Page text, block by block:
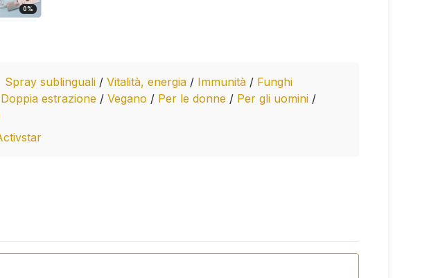
0%
Spray sublinguali / Vitalità, energia / Immunità / Funghi
Doppia estrazione / Vegano / Per le donne / Per gli uomini /